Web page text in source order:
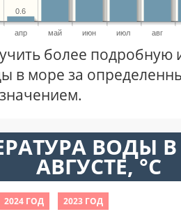
апр май июн июл авг
0.6
более
в море за
ВОДЫ
АВГУСТЕ, °C
2024 ГОД 2023 ГОД